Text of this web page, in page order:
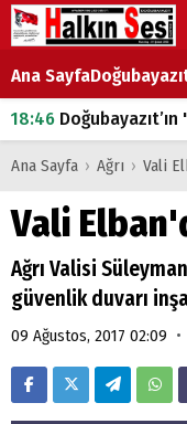
Ana Sayfa
18:46 Doğubayazıt’ın
07:53Doğubayazıt’ta
Doğubayazıt'ta
07:00 DEVLET ve
18:29
ÇARŞI CADDESİ
Ana Sayfa › Ağrı › Vali
Vali
Ağrı Valisi
güvenlik duvarı
09 Ağustos, 2017 02:09 •